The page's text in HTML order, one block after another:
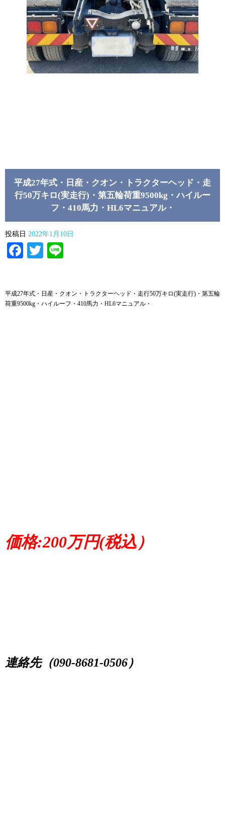
平成27年式・日産・クオン・トラクターヘッド・走
行50万キロ(実走行)・第五輪荷重9500kg・ハイルー
フ・410馬力・HL6マニュアル・
投稿日 2022年1月10日
Facebook
Twitter
平成27年式・日産・クオン・トラクターヘッド・走行50万キロ(実走行)・第五輪
荷重9500kg・ハイルーフ・410馬力・HL6マニュアル・
価格:200万円(税込）
連絡先（090-8681-0506）